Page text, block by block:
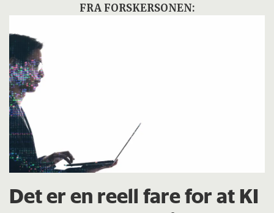
FRA FORSKERSONEN:
Det er en reell fare for at KI